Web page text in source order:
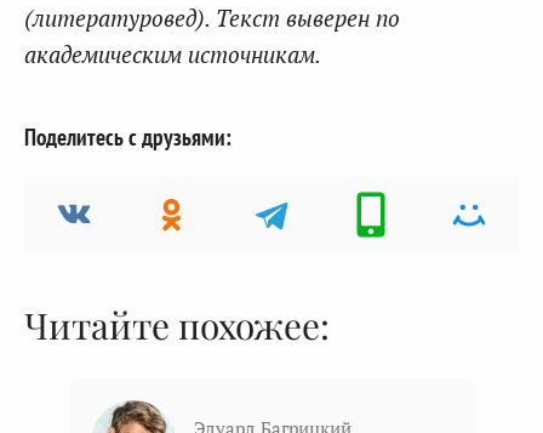
(литературовед). Текст выверен по
академическим источникам.
Поделитесь с друзьями:
Читайте похожее:
Эдуард Багрицкий